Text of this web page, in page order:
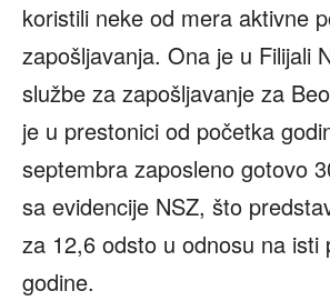
koristili neke od mera aktivne
zapošljavanja. Ona je u Filijali
službe za zapošljavanje za
je u prestonici od početka
septembra zaposleno gotovo
sa evidencije NSZ, što
za 12,6 odsto u odnosu na isti
godine.